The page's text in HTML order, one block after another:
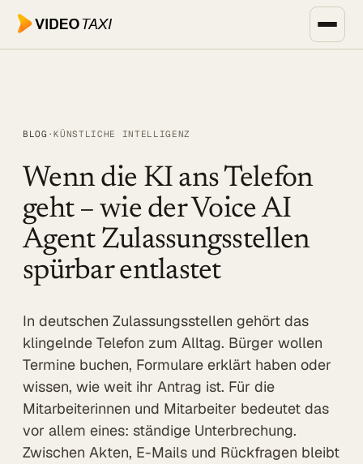
SPEECH Events
Live-Untertitelung
Livestreaming
UNTERNEHMEN
Translator
Alle Lösungen
Öffentlicher Sektor
SITZUNGSBETRIEB DIGITAL
BLOG ·KÜNSTLICHE INTELLIGENZ
Wenn die KI ans Telefon
geht – wie der Voice AI
Agent Zulassungsstellen
spürbar entlastet
In deutschen Zulassungsstellen gehört das
klingelnde Telefon zum Alltag. Bürger wollen
Termine buchen, Formulare erklärt haben oder
wissen, wie weit ihr Antrag ist. Für die
Mitarbeiterinnen und Mitarbeiter bedeutet das
vor allem eines: ständige Unterbrechung.
Zwischen Akten, E-Mails und Rückfragen bleibt